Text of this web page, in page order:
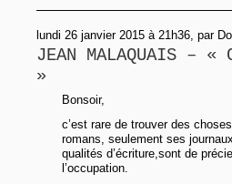
lundi 26 janvier 2015 à 21h36, par
JEAN MALAQUAIS – «
»
Bonsoir,
c’est rare de trouver des
romans, seulement ses
qualités d’écriture,sont de
l’occupation.